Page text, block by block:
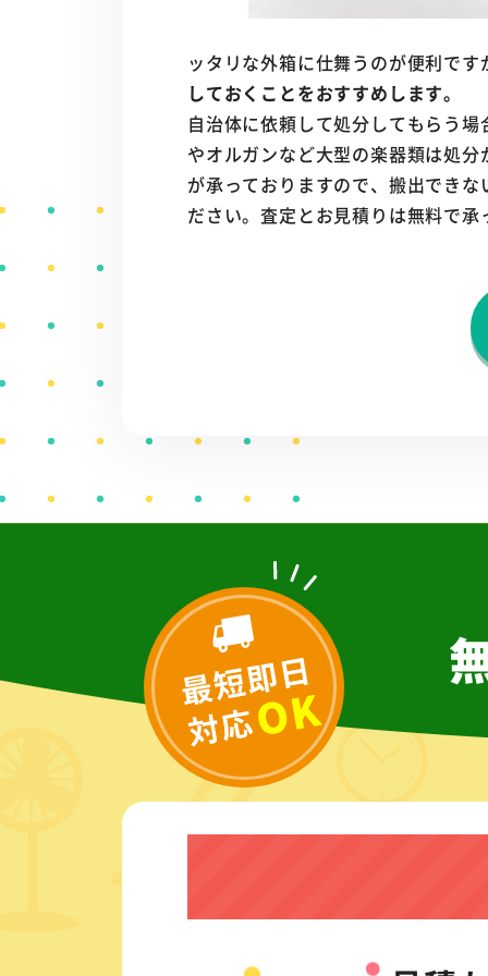
ッタリな外箱に仕舞うのが便利で
しておくことをおすすめします。
自治体に依頼して処分してもらう
やオルガンなど大型の楽器類は処
が承っておりますので、搬出でき
ださい。査定とお見積りは無料で承